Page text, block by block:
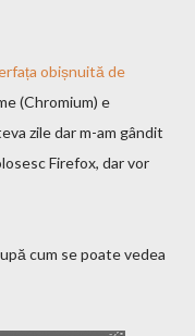
obișnuită de
(Chromium) e
zile dar m-am gândit
Firefox, dar vor
cum se poate vedea